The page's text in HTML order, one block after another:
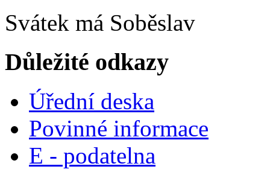
Svátek má Soběslav
Důležité odkazy
Úřední deska
Povinné informace
E - podatelna